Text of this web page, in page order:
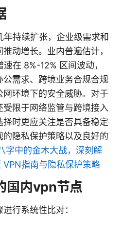
持续扩张，企业级需求和
动增长。业内普遍估计，
在 8%-12% 区间波动，
需求、跨境业务合规合规
环境下的安全威胁。对于
受限于网络监管与跨境接入
时更应关注是否具备稳定
隐私保护策略以及良好的
字中的金木大战，深刻解
指南与隐私保护策略
国内vpn节点
行系统性比对：